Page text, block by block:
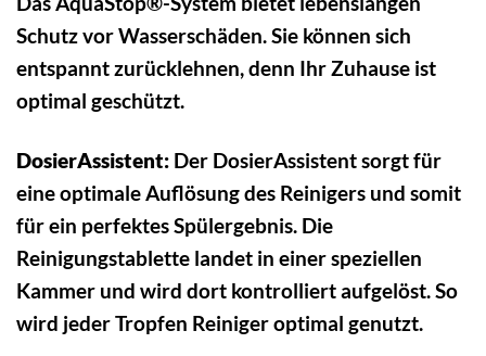
Schutz vor Wasserschäden. Sie können sich
entspannt zurücklehnen, denn Ihr Zuhause ist
optimal geschützt.
DosierAssistent: Der DosierAssistent sorgt für
eine optimale Auflösung des Reinigers und somit
für ein perfektes Spülergebnis. Die
Reinigungstablette landet in einer speziellen
Kammer und wird dort kontrolliert aufgelöst. So
wird jeder Tropfen Reiniger optimal genutzt.